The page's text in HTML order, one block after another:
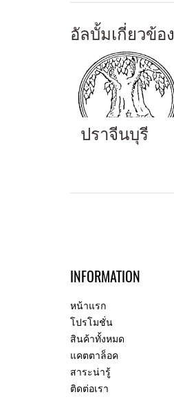
อัลบั้มเกี่ยวข้อง
ปราจีนบุรี
INFORMATION
หน้าแรก
โปรโมชั่น
สินค้าทั้งหมด
แคตตาล็อค
สาระน่ารู้
ติดต่อเรา